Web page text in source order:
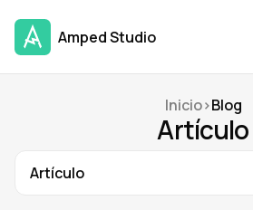
Amped Studio
Inicio>Blog
Artículo